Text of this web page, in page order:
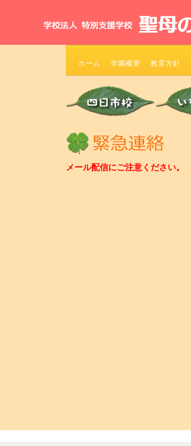
ホーム 学園概要 教育方針
メール配信にご注意ください。